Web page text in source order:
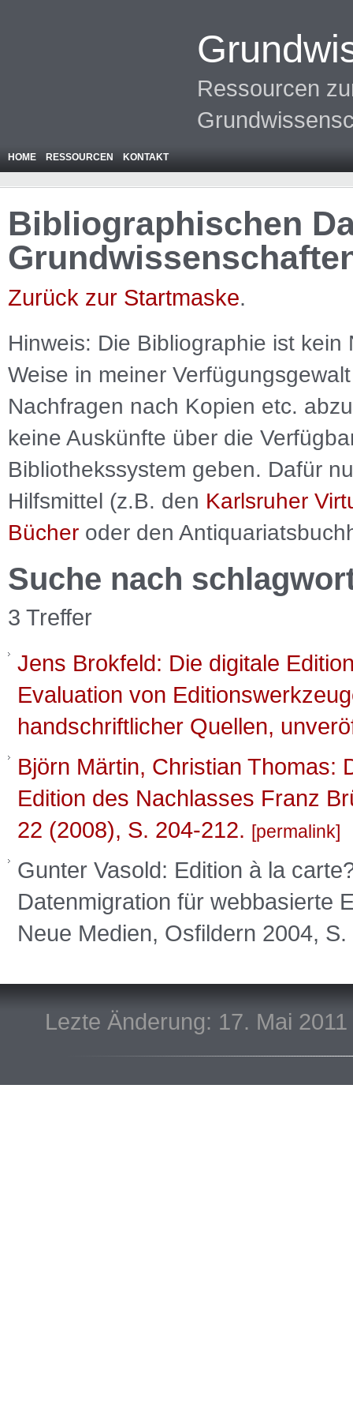
Ressourcen
HOME RESSOURCEN KONTAKT
Bibliographischen
Zurück zur Startmaske.
Hinweis: Die Bibliographie ist kein
Weise in meiner
Nachfragen nach Kopien etc.
keine Auskünfte über die
Bibliothekssystem geben. Dafür
Hilfsmittel (z.B. den Karlsruher
Bücher oder den
Suche nach
3 Treffer
Jens Brokfeld: Die digitale
Evaluation von
handschriftlicher Quellen,
Björn Märtin, Christian Thomas:
Edition des Nachlasses Franz
22 (2008), S. 204-212.
permalink
Gunter Vasold: Edition à la
Datenmigration für webbasierte
Neue Medien, Osfildern 2004,
Lezte Änderung: 17. Mai